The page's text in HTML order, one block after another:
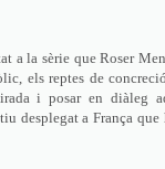
a la sèrie que Roser
els reptes de
i posar en diàleg
desplegat a França